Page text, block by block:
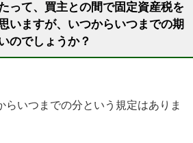
って、買主との間で固定資産税を
いますが、いつからいつまでの期
のでしょうか？
らいつまでの分という規定はありま